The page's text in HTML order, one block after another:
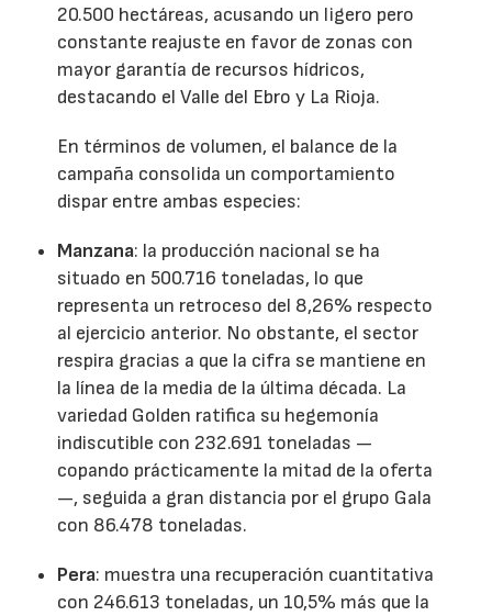
20.500 hectáreas, acusando un ligero pero
constante reajuste en favor de zonas con
mayor garantía de recursos hídricos,
destacando el Valle del Ebro y La Rioja.
En términos de volumen, el balance de la
campaña consolida un comportamiento
dispar entre ambas especies:
Manzana: la producción nacional se ha
situado en 500.716 toneladas, lo que
representa un retroceso del 8,26% respecto
al ejercicio anterior. No obstante, el sector
respira gracias a que la cifra se mantiene en
la línea de la media de la última década. La
variedad Golden ratifica su hegemonía
indiscutible con 232.691 toneladas —
copando prácticamente la mitad de la oferta
—, seguida a gran distancia por el grupo Gala
con 86.478 toneladas.
Pera: muestra una recuperación cuantitativa
con 246.613 toneladas, un 10,5% más que la